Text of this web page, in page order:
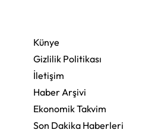
Künye
Gizlilik Politikası
İletişim
Haber Arşivi
Ekonomik Takvim
Son Dakika Haberleri